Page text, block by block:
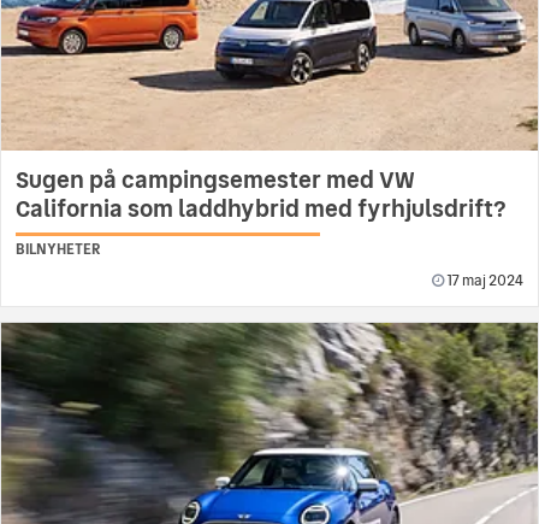
Sugen på campingsemester med VW
California som laddhybrid med fyrhjulsdrift?
BILNYHETER
17 maj 2024